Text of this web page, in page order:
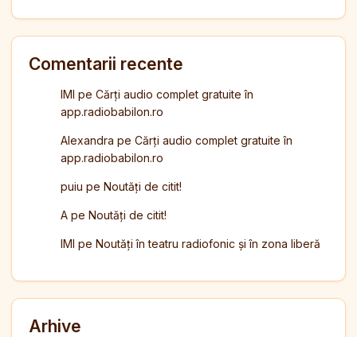
Comentarii recente
IMI pe Cărți audio complet gratuite în
app.radiobabilon.ro
Alexandra pe Cărți audio complet gratuite în
app.radiobabilon.ro
puiu pe Noutăți de citit!
A pe Noutăți de citit!
IMI pe Noutăți în teatru radiofonic și în zona liberă
Arhive